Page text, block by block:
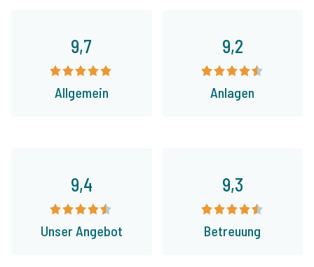
9,7
Allgemein
9,2
Anlagen
9,4
Unser Angebot
9,3
Betreuung